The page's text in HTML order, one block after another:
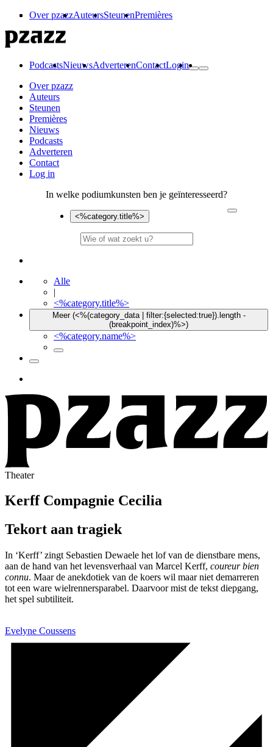
Over pzazzAuteursSteunenPremières
PodcastsNieuwsAdverterenContactLogin
Over pzazz
Auteurs
Steunen
Premières
Nieuws
Podcasts
Adverteren
Contact
Log in
In welke podiumkunsten ben je geïnteresseerd?
<%category.title%>
Alle
|
<%category.title%>
Meer (<%(category_data | filter:{selected:true}).length -
(breakpoint_index)%>)
<%category.name%>
Theater
KerffCompagnie Cecilia
Tekort aan tragiek
In ‘Kerff’ zingt Sebastien Dewaele het lof van de dienstbare mens,
aan de hand van het levensverhaal van Marcel Kerff, coureur bien
connu. Maar de anekdotiek van de koers wil maar niet demarreren
tot een ware wielrennersparabel. Daarvoor mist de tekst diepgang,
het spel subtiliteit.
Evelyne Coussens